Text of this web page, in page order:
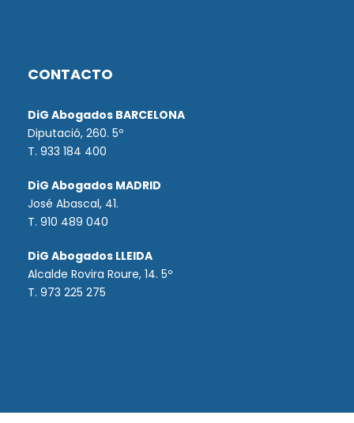
CONTACTO
DiG Abogados BARCELONA
Diputació, 260. 5º
T. 933 184 400
DiG Abogados MADRID
José Abascal, 41.
T. 910 489 040
DiG Abogados LLEIDA
Alcalde Rovira Roure, 14. 5º
T. 973 225 275